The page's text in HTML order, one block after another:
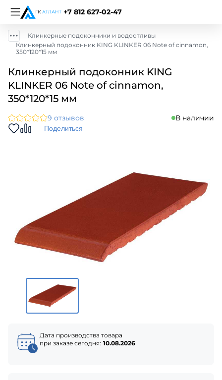
+7 812 627-02-47
Клинкерные подоконники и водоотливы
Клинкерный подоконник KING KLINKER 06 Note of cinnamon,
350*120*15 мм
Клинкерный подоконник KING
KLINKER 06 Note of cinnamon,
350*120*15 мм
9 отзывов В наличии
Поделиться
Дата производства товара
при заказе сегодня: 10.08.2026